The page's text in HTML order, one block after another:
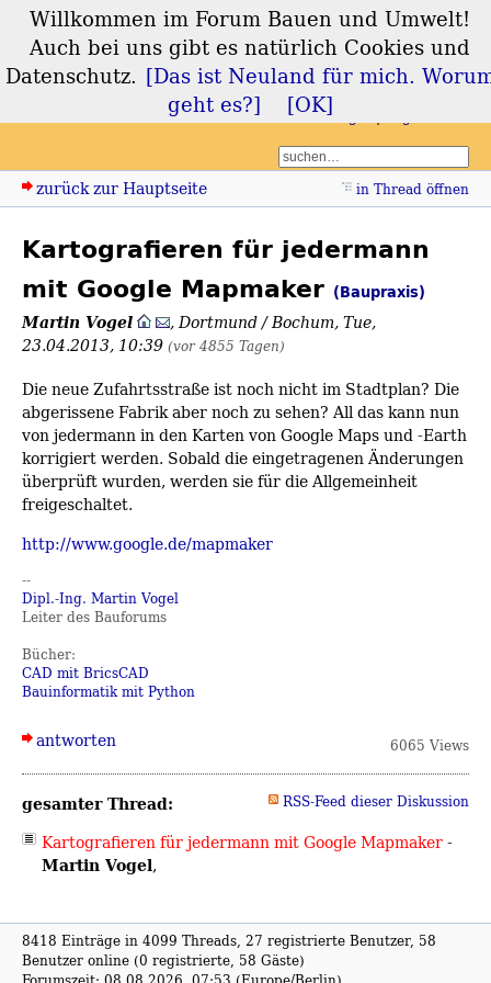
Forum Bauen und
Umwelt
zurück zur Hauptseite in Thread öffnen
Kartografieren für jedermann
mit Google Mapmaker (Baupraxis)
Martin Vogel ,Dortmund / Bochum,Tue,
23.04.2013, 10:39 (vor 4855 Tagen)
Die neue Zufahrtsstraße ist noch nicht im Stadtplan? Die
abgerissene Fabrik aber noch zu sehen? All das kann nun
von jedermann in den Karten von Google Maps und -Earth
korrigiert werden. Sobald die eingetragenen Änderungen
überprüft wurden, werden sie für die Allgemeinheit
freigeschaltet.
http://www.google.de/mapmaker
--
Dipl.-Ing. Martin Vogel
Leiter des Bauforums
Bücher:
CAD mit BricsCAD
Bauinformatik mit Python
antworten 6065 Views
gesamter Thread: RSS-Feed dieser Diskussion
Kartografieren für jedermann mit Google Mapmaker-
Martin Vogel,
8418 Einträge in 4099 Threads, 27 registrierte Benutzer, 58
Benutzer online (0 registrierte, 58 Gäste)
Willkommen im Forum Bauen und Umwelt!
Auch bei uns gibt es natürlich Cookies und
Datenschutz. [Das ist Neuland für mich.
geht es?]
[OK]